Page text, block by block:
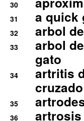
30
31 a quick
32 arbol
33
arbol
gato
34
artritis
35
36
artrosis